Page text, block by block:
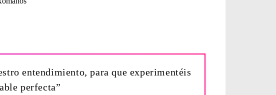
entendimiento, para que experimentéis
perfecta”